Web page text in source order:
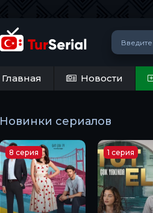
Главная Новости
Новинки сериалов
8 серия 1 серия